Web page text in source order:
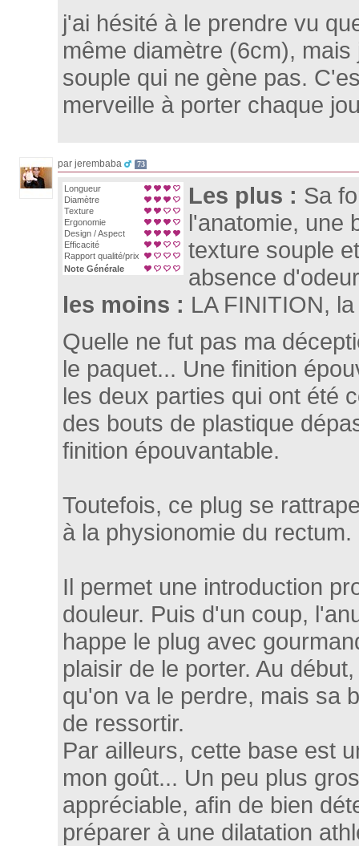
j'ai hésité à le prendre vu
même diamètre (6cm),
souple qui ne gène pas.
merveille à porter chaque
par jerembaba 73
Longueur
Diamètre
Texture
Ergonomie
Design / Aspect
Efficacité
Rapport qualité/prix
Note Générale
Les plus : Sa
l'anatomie, une
texture souple
absence
les moins : LA FINITION,
Quelle ne fut pas ma
le paquet... Une finition
les deux parties qui ont été
des bouts de plastique
finition épouvantable.
Toutefois, ce plug se
à la physionomie du rectum.
Il permet une introduction
douleur. Puis d'un coup,
happe le plug avec
plaisir de le porter. Au
qu'on va le perdre, mais sa
de ressortir.
Par ailleurs, cette base est
mon goût... Un peu plus
appréciable, afin de bien
préparer à une dilatation